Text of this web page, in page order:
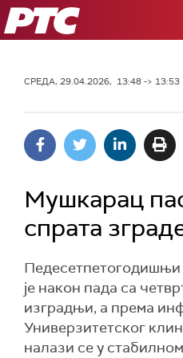
РТС
СРЕДА, 29.04.2026, 13:48 -> 13:53
Мушкарац
спрата
је након пада са
изградњи, а према
Универзитетског
налази се у